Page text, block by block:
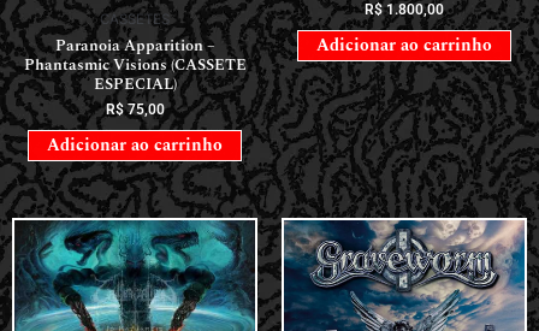
CASSETES
Paranoia Apparition –
Phantasmic Visions (CASSETE
ESPECIAL)
R$75,00
Adicionar ao carrinho
R$1.800,00
Adicionar ao carrinho